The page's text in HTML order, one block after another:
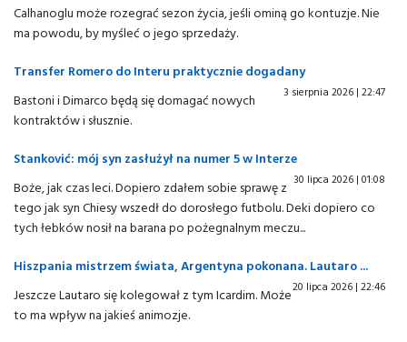
Calhanoglu może rozegrać sezon życia, jeśli ominą go kontuzje. Nie
ma powodu, by myśleć o jego sprzedaży.
Transfer Romero do Interu praktycznie dogadany
3 sierpnia 2026 | 22:47
Bastoni i Dimarco będą się domagać nowych
kontraktów i słusznie.
Stanković: mój syn zasłużył na numer 5 w Interze
30 lipca 2026 | 01:08
Boże, jak czas leci. Dopiero zdałem sobie sprawę z
tego jak syn Chiesy wszedł do dorosłego futbolu. Deki dopiero co
tych łebków nosił na barana po pożegnalnym meczu...
Hiszpania mistrzem świata, Argentyna pokonana. Lautaro ...
20 lipca 2026 | 22:46
Jeszcze Lautaro się kolegował z tym Icardim. Może
to ma wpływ na jakieś animozje.